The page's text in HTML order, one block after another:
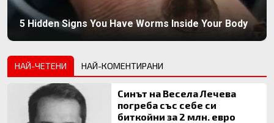
5 Hidden Signs You Have Worms Inside Your Body
НАЙ-ЧЕТЕНИ НАЙ-КОМЕНТИРАНИ
Синът на Весела Лечева
погреба със себе си
биткойни за 2 млн. евро